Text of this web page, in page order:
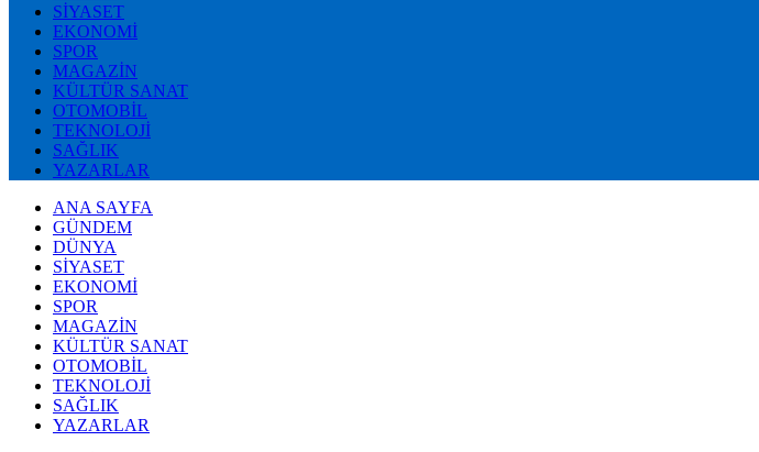
SİYASET
EKONOMİ
SPOR
MAGAZİN
KÜLTÜR SANAT
OTOMOBİL
TEKNOLOJİ
SAĞLIK
YAZARLAR
ANA SAYFA
GÜNDEM
DÜNYA
SİYASET
EKONOMİ
SPOR
MAGAZİN
KÜLTÜR SANAT
OTOMOBİL
TEKNOLOJİ
SAĞLIK
YAZARLAR